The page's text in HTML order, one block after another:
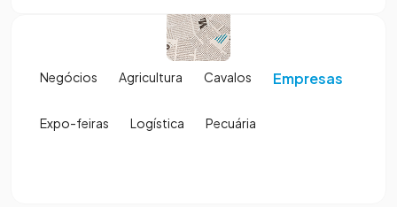
Negócios Agricultura Cavalos Empresas
Expo-feiras Logística Pecuária